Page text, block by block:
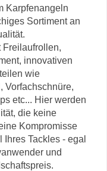
Karpfenangeln
Sortiment an
Freilaufrollen,
innovativen
wie
Vorfachschnüre,
etc... Hier werden
die keine
Kompromisse
Tackles - egal
und